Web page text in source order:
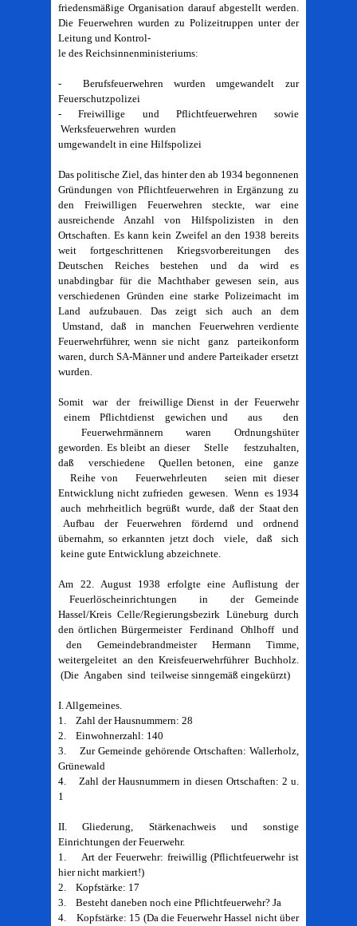
friedensmäßige Organisation darauf abgestellt werden.
Die Feuerwehren wurden zu Polizeitruppen unter der
Leitung und Kontrol-
le des Reichsinnenministeriums:
- Berufsfeuerwehren wurden umgewandelt zur
Feuerschutzpolizei
- Freiwillige und Pflichtfeuerwehren sowie
Werksfeuerwehren wurden
umgewandelt in eine Hilfspolizei
Das politische Ziel, das hinter den ab 1934 begonnenen
Gründungen von Pflichtfeuerwehren in Ergänzung zu
den Freiwilligen Feuerwehren steckte, war eine
ausreichende Anzahl von Hilfspolizisten in den
Ortschaften. Es kann kein Zweifel an den 1938 bereits
weit fortgeschrittenen Kriegsvorbereitungen des
Deutschen Reiches bestehen und da wird es
unabdingbar für die Machthaber gewesen sein, aus
verschiedenen Gründen eine starke Polizeimacht im
Land aufzubauen. Das zeigt sich auch an dem
Umstand, daß in manchen Feuerwehren verdiente
Feuerwehrführer, wenn sie nicht ganz parteikonform
waren, durch SA-Männer und andere Parteikader ersetzt
wurden.
Somit war der freiwillige Dienst in der Feuerwehr
einem Pflichtdienst gewichen und aus den
Feuerwehrmännern waren Ordnungshüter
geworden. Es bleibt an dieser Stelle festzuhalten,
daß verschiedene Quellen betonen, eine ganze
Reihe von Feuerwehrleuten seien mit dieser
Entwicklung nicht zufrieden gewesen. Wenn es 1934
auch mehrheitlich begrüßt wurde, daß der Staat den
Aufbau der Feuerwehren fördernd und ordnend
übernahm, so erkannten jetzt doch viele, daß sich
keine gute Entwicklung abzeichnete.
Am 22. August 1938 erfolgte eine Auflistung der
Feuerlöscheinrichtungen in der Gemeinde
Hassel/Kreis Celle/Regierungsbezirk Lüneburg durch
den örtlichen Bürgermeister Ferdinand Ohlhoff und
den Gemeindebrandmeister Hermann Timme,
weitergeleitet an den Kreisfeuerwehrführer Buchholz.
(Die Angaben sind teilweise sinngemäß eingekürzt)
I. Allgemeines.
1. Zahl der Hausnummern: 28
2. Einwohnerzahl: 140
3. Zur Gemeinde gehörende Ortschaften: Wallerholz,
Grünewald
4. Zahl der Hausnummern in diesen Ortschaften: 2 u.
1
II. Gliederung, Stärkenachweis und sonstige
Einrichtungen der Feuerwehr.
1. Art der Feuerwehr: freiwillig (Pflichtfeuerwehr ist
hier nicht markiert!)
2. Kopfstärke: 17
3. Besteht daneben noch eine Pflichtfeuerwehr? Ja
4. Kopfstärke: 15 (Da die Feuerwehr Hassel nicht über